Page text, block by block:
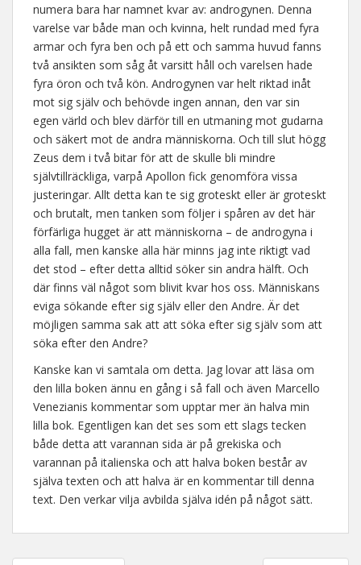
numera bara har namnet kvar av: androgynen. Denna
varelse var både man och kvinna, helt rundad med fyra
armar och fyra ben och på ett och samma huvud fanns
två ansikten som såg åt varsitt håll och varelsen hade
fyra öron och två kön. Androgynen var helt riktad inåt
mot sig själv och behövde ingen annan, den var sin
egen värld och blev därför till en utmaning mot gudarna
och säkert mot de andra människorna. Och till slut högg
Zeus dem i två bitar för att de skulle bli mindre
självtillräckliga, varpå Apollon fick genomföra vissa
justeringar. Allt detta kan te sig groteskt eller är groteskt
och brutalt, men tanken som följer i spåren av det här
förfärliga hugget är att människorna – de androgyna i
alla fall, men kanske alla här minns jag inte riktigt vad
det stod – efter detta alltid söker sin andra hälft. Och
där finns väl något som blivit kvar hos oss. Människans
eviga sökande efter sig själv eller den Andre. Är det
möjligen samma sak att att söka efter sig själv som att
söka efter den Andre?
Kanske kan vi samtala om detta. Jag lovar att läsa om
den lilla boken ännu en gång i så fall och även Marcello
Venezianis kommentar som upptar mer än halva min
lilla bok. Egentligen kan det ses som ett slags tecken
både detta att varannan sida är på grekiska och
varannan på italienska och att halva boken består av
själva texten och att halva är en kommentar till denna
text. Den verkar vilja avbilda själva idén på något sätt.